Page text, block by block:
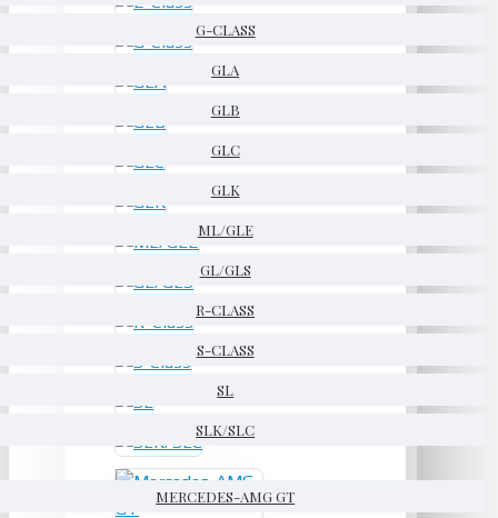
G-CLASS
GLA
GLB
GLC
GLK
ML/GLE
GL/GLS
R-CLASS
S-CLASS
SL
SLK/SLC
MERCEDES-AMG GT